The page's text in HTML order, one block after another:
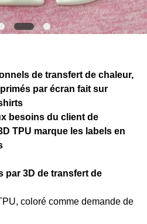
de transfert de chaleur,
par écran fait sur
besoins du client de
TPU marque les labels en
par 3D de transfert de
coloré comme demande de